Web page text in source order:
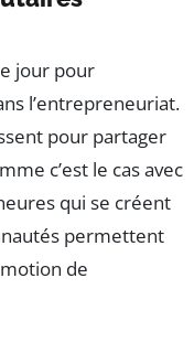
jour pour
l’entrepreneuriat.
pour partager
c’est le cas avec
qui se créent
permettent
de